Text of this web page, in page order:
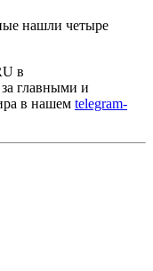
нашли четыре
в
главными и
в нашем telegram-